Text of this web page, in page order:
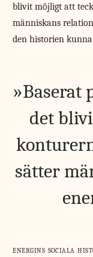
blivit möjligt att
människans
den historien
Baserat
det
sätter
energins sociala